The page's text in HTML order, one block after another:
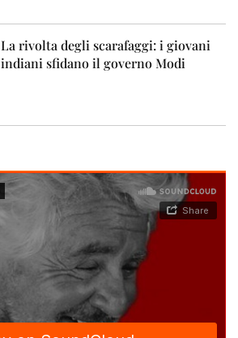
La rivolta degli scarafaggi: i giovani
indiani sfidano il governo Modi